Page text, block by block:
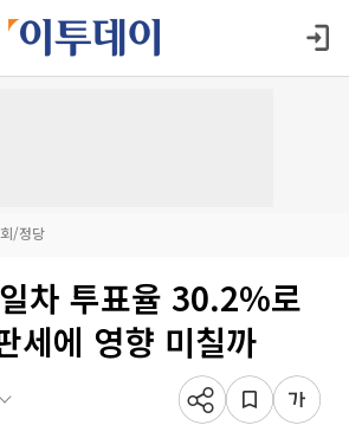
/정당
차 투표율 30.2%로
에 영향 미칠까